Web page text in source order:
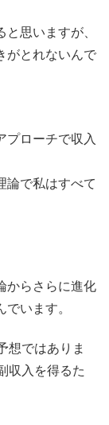
思いますが、
がとれないんで
プローチで収入
論で私はすべて
からさらに進化
います。
想ではありま
収入を得るた